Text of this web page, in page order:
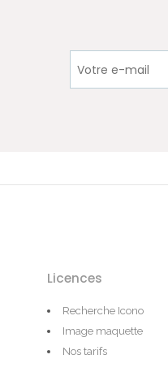
Licences
Recherche Icono
Image maquette
Nos tarifs